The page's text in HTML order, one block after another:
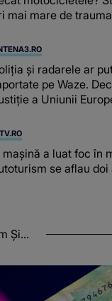
mai mare de
şi radarele ar
pe Waze.
a Uniunii
maşină a luat foc în
se aflau
Și...